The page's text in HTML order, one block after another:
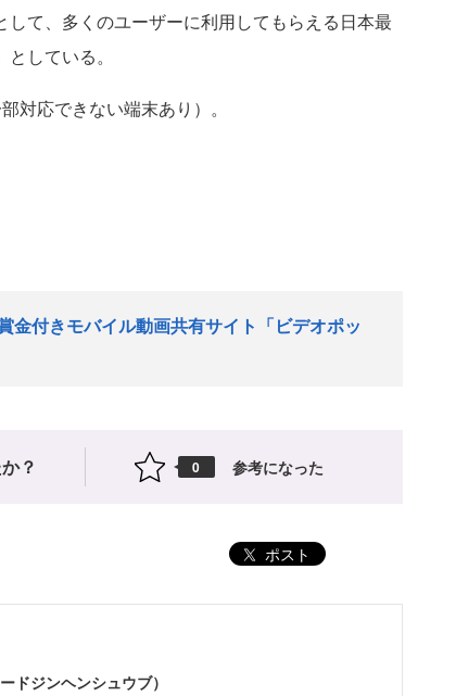
て、多くのユーザーに利用してもらえる日本最
している。
対応できない端末あり）。
金付きモバイル動画共有サイト「ビデオポッ
？ 0 参考になった
ポスト
ドジンヘンシュウブ）